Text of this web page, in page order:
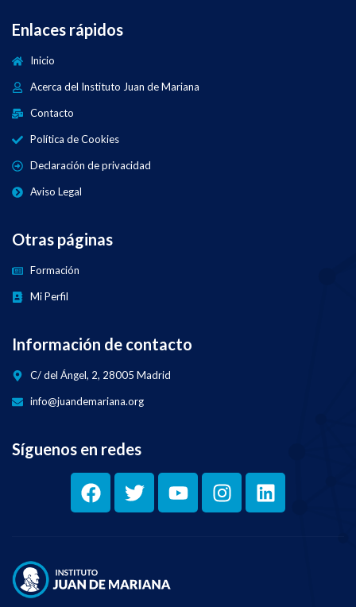
Enlaces rápidos
Inicio
Acerca del Instituto Juan de Mariana
Contacto
Política de Cookies
Declaración de privacidad
Aviso Legal
Otras páginas
Formación
Mi Perfil
Información de contacto
C/ del Ángel, 2, 28005 Madrid
info@juandemariana.org
Síguenos en redes